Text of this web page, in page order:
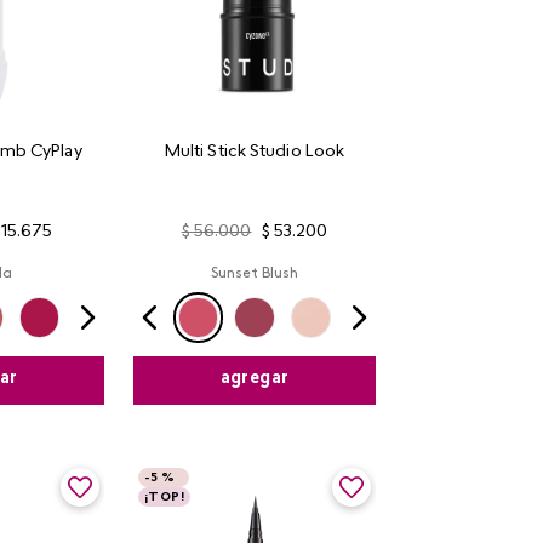
CyPlay
15.675
Multi Stick Studio Look
$ 56.000 $ 53.200
Sunset Blush
agregar
-5 %
¡TOP!